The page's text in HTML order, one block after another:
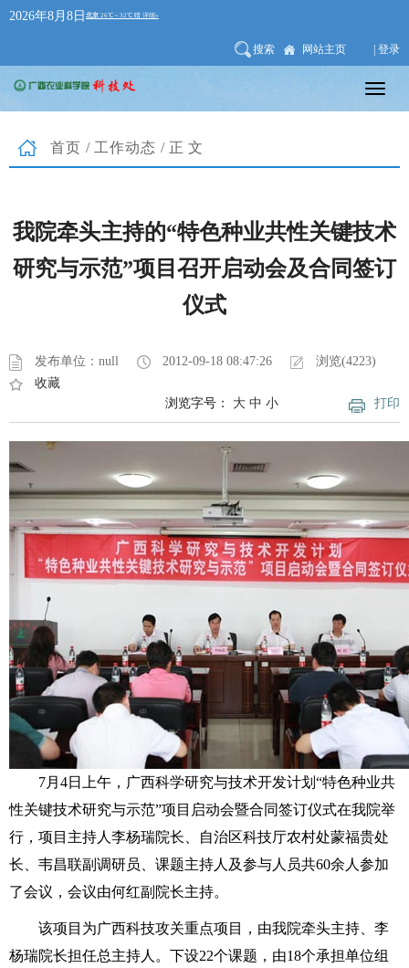
2026年8月8日
搜索 网站主页 | 登录
首页 / 工作动态 /正文
我院牵头主持的“特色种业共性关键技术
研究与示范”项目召开启动会及合同签订
仪式
发布单位：null 2012-09-18 08:47:26
浏览(4223)
收藏
打印
浏览字号： 大 中 小
7月 4日
上午，广西科学研究与技术开发计划“特色种业共
性关键技术研究与示范”项目启动会暨合同签订仪式在我院举
行，项目主持人李杨瑞院长、自治区科技厅农村处蒙福贵处
长、韦昌联副调研员、课题主持人及参与人员共60余人参加
了会议，会议由何红副院长主持。
该项目为广西科技攻关重点项目，由我院牵头主持、李
杨瑞院长担任总主持人。下设22个课题，由18个承担单位组